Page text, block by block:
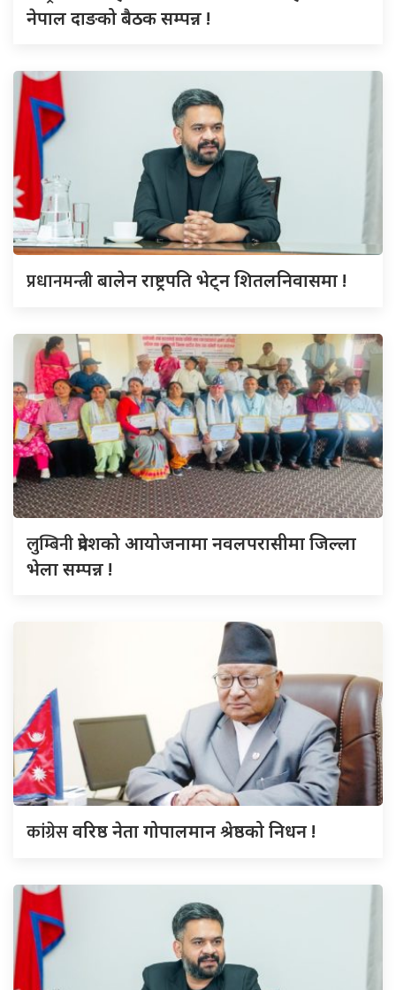
नेपाल दाङको बैठक सम्पन्न !
प्रधानमन्त्रीबालेन राष्ट्रपति भेट्न शितलनिवासमा !
लुम्बिनीप्रदेशको आयोजनामा नवलपरासीमा जिल्ला
भेला सम्पन्न !
कांग्रेसवरिष्ठ नेता गोपालमान श्रेष्ठको निधन !